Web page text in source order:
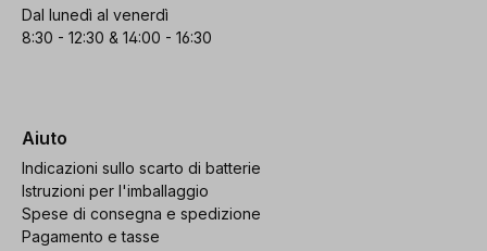
Dal lunedì al venerdì
8:30 - 12:30 & 14:00 - 16:30
Aiuto
Indicazioni sullo scarto di batterie
Istruzioni per l'imballaggio
Spese di consegna e spedizione
Pagamento e tasse